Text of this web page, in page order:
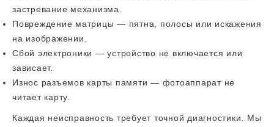
застревание механизма.
Повреждение матрицы — пятна, полосы или искажения
на изображении.
Сбой электроники — устройство не включается или
зависает.
Износ разъемов карты памяти — фотоаппарат не
читает карту.
Каждая неисправность требует точной диагностики. Мы